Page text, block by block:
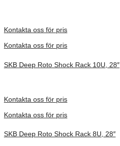
Kontakta oss för pris
Kontakta oss för pris
SKB Deep Roto Shock Rack 10U, 28″
Kontakta oss för pris
Kontakta oss för pris
SKB Deep Roto Shock Rack 8U, 28″